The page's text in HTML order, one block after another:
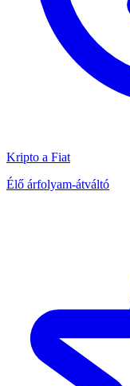
Kripto a Fiat
Élő árfolyam-átváltó